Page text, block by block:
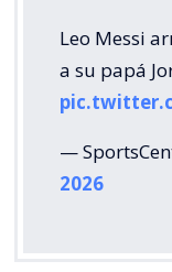
Leo Messi
a su papá
—
2026